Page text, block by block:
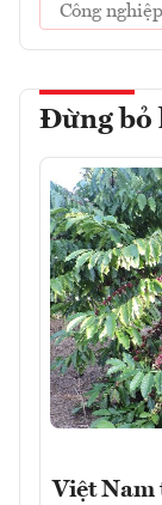
Công nghiệp
Đừng bỏ
Việt Nam